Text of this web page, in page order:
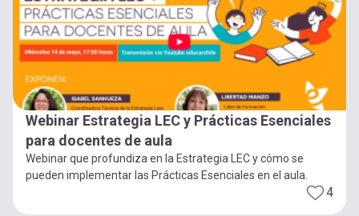
Webinar Estrategia LEC y Prácticas Esenciales
para docentes de aula
Webinar que profundiza en la Estrategia LEC y cómo se
pueden implementar las Prácticas Esenciales en el aula.
4